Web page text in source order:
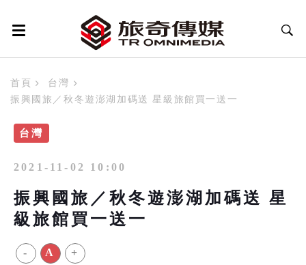
首頁
台灣
振興國旅／秋冬遊澎湖加碼送 星級旅館買一送一
台灣
2021-11-02 10:00
振興國旅／秋冬遊澎湖加碼送 星
級旅館買一送一
- A +